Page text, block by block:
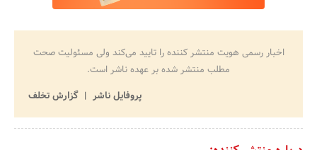
اخبار رسمی هویت منتشر کننده را تایید می‌کند ولی مسئولیت صحت
مطلب منتشر شده بر عهده ناشر است.
پروفایل ناشر
گزارش تخلف